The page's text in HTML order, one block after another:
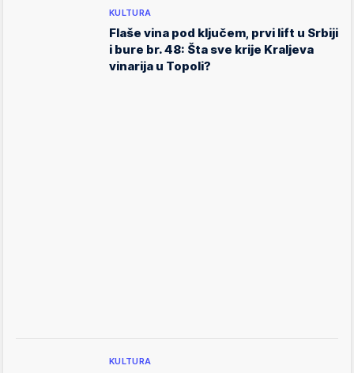
KULTURA
Flaše vina pod ključem, prvi lift u Srbiji
i bure br. 48: Šta sve krije Kraljeva
vinarija u Topoli?
KULTURA